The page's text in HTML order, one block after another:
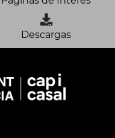
Descargas